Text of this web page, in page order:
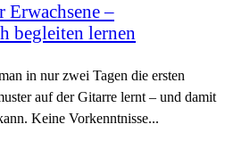
Erwachsene –
begleiten lernen
in nur zwei Tagen die ersten
auf der Gitarre lernt – und damit
Keine Vorkenntnisse...